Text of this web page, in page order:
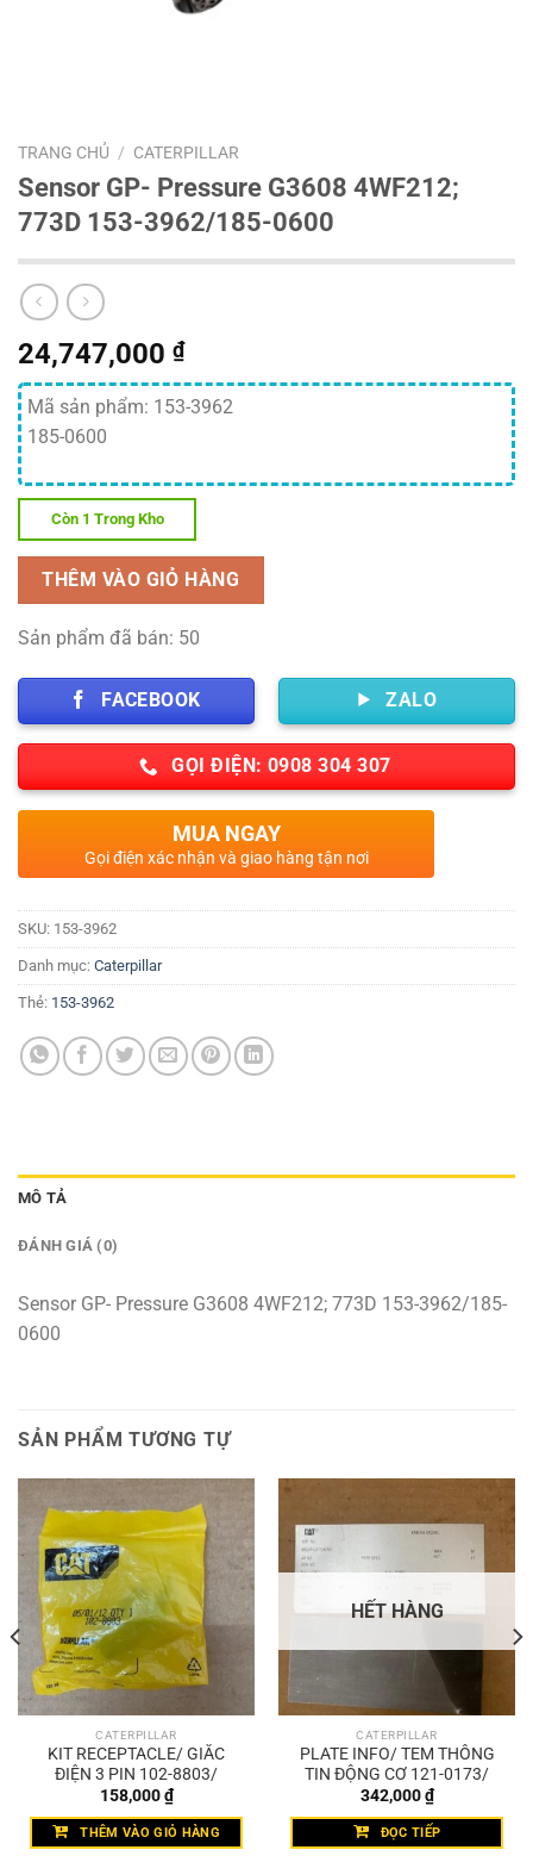
TRANG CHỦ / CATERPILLAR
Sensor GP- Pressure G3608 4WF212;
773D 153-3962/185-0600
24,747,000 ₫
Mã sản phẩm: 153-3962
185-0600
Còn 1 Trong Kho
THÊM VÀO GIỎ HÀNG
Sản phẩm đã bán: 50
FACEBOOK ZALO
GỌI ĐIỆN: 0908 304 307
MUA NGAY
Gọi điện xác nhận và giao hàng tận nơi
SKU: 153-3962
Danh mục: Caterpillar
Thẻ: 153-3962
MÔ TẢ
ĐÁNH GIÁ (0)
Sensor GP- Pressure G3608 4WF212; 773D 153-3962/185-
0600
SẢN PHẨM TƯƠNG TỰ
CATERPILLAR
KIT RECEPTACLE/ GIẮC
ĐIỆN 3 PIN 102-8803/
158,000₫
THÊM VÀO GIỎ HÀNG
HẾT HÀNG
CATERPILLAR
PLATE INFO/ TEM THÔNG
TIN ĐỘNG CƠ 121-0173/
342,000₫
ĐỌC TIẾP